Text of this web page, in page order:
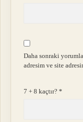
Daha sonraki
adresim ve site
7 + 8 kaçtır?*